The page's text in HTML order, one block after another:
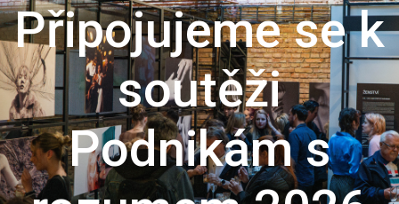
Připojujeme se k
soutěži
Podnikám s